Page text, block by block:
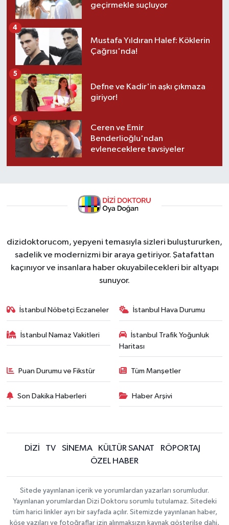
geçirmekle suçluyor
Mustafa Yıldıran Halef: Köklerin
Çağrısı'nda!
4
Defne ve Kadir'in aşkı çıkmaza
giriyor!
5
Ceren ve Emir
Benderlioğlu'ndan
evleneceklere tavsiyeler
6
dizidoktorucom, yepyeni temasıyla sizleri buluştururken,
sadelik ve modernizmi bir araya getiriyor. Şatafattan
kaçınıyor ve insanlara haber okuyabilecekleri bir altyapı
sunuyor.
İstanbul Nöbetçi Eczaneler İstanbul Hava Durumu
İstanbul Namaz Vakitleri
İstanbul Trafik Yoğunluk
Haritası
Puan Durumu ve Fikstür Tüm Manşetler
Son Dakika Haberleri Haber Arşivi
DİZİ TV SİNEMA KÜLTÜR SANAT
RÖPORTAJ
ÖZEL HABER
Sitede yayınlanan içerik ve yorumlardan yazarları sorumludur.
Yayınlanan yorumlardan Dizi Doktoru sorumlu tutulamaz. Sitedeki
tüm harici linkler ayrı bir sayfada açılır. Sitemizde yayınlanan haber,
köşe yazıları ve fotoğraflar izin alınmaksızın kaynak gösterilse dahi,